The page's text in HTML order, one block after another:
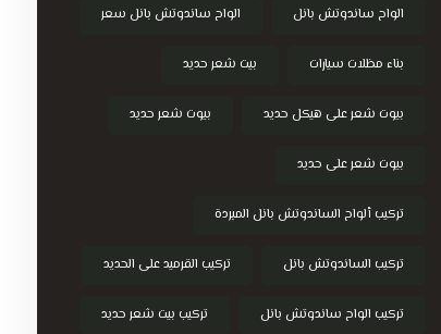
الواح ساندوتش بانل الواح ساندوتش بانل سعر
بناء مظلات سيارات بيت شعر حديد
بيوت شعر على هيكل حديد بيوت شعر حديد
بيوت شعر على حديد
تركيب ألواح الساندوتش بانل المبردة
تركيب الساندوتش بانل تركيب القرميد على الحديد
تركيب الواح ساندوتش بانل تركيب بيت شعر حديد